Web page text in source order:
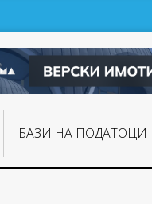
БАЗИ НА ПОДАТОЦИ